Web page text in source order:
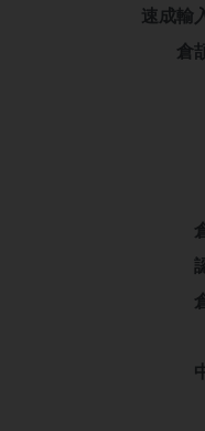
速成輸
倉